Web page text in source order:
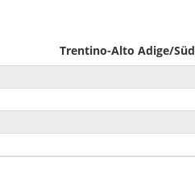
Trentino-Alto Adige/